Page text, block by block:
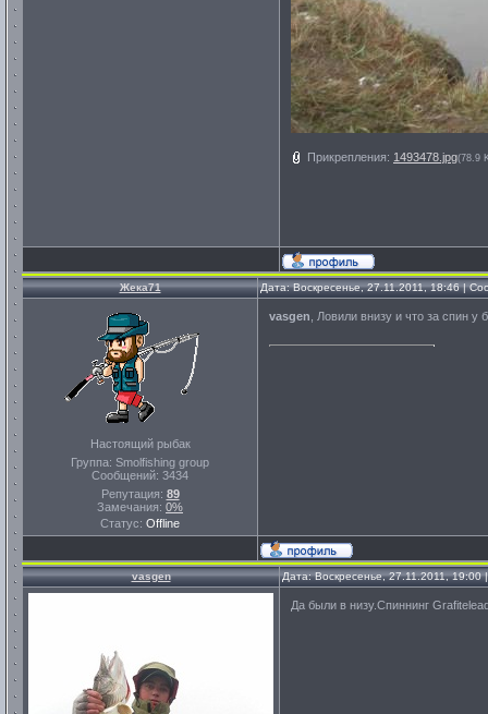
Прикрепления: 1493478.jpg(78.9
Жека71 Дата: Воскресенье, 27.11.2011, 18:46 |
Настоящий рыбак
Группа: Smolfishing group
Сообщений: 3434
Репутация: 89
Замечания: 0%
Статус: Offline
vasgen , Ловили внизу и что за спин у
vasgen Дата: Воскресенье, 27.11.2011,
Да были в низу.Спиннинг